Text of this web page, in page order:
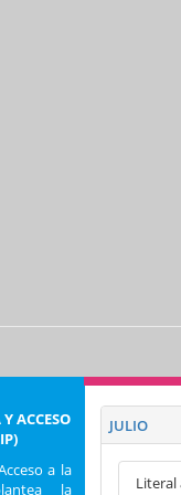
ACCESO
a la
la
JULIO
Literal